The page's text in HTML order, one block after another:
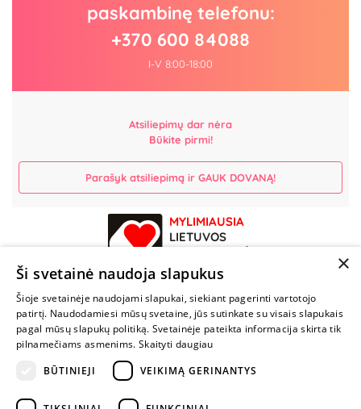
paskambinę telefonu:
+370 600 84088
I-V 8:00-18:00
Atsiliepimų dar nėra
Būkite pirmi!
Parašyk atsiliepimą ir GAUK DOVANĄ!
MYLIMIAUSIA
LIETUVOS
PARDUOTUVĖ
NENUSTOK
ŽAISTI
+370 600 84088
info@fantazijos.lt
×
Ši svetainė naudoja slapukus
Šioje svetainėje naudojami slapukai, siekiant pagerinti vartotojo
patirtį. Naudodamiesi mūsų svetaine, jūs sutinkate su visais slapukais
pagal mūsų slapukų politiką. Svetainėje pateikta informacija skirta tik
pilnamečiams asmenims. Skaityti daugiau
BŪTINIEJI
VEIKIMĄ GERINANTYS